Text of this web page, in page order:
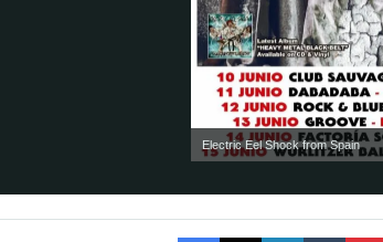
Electric Eel Shock from Spain